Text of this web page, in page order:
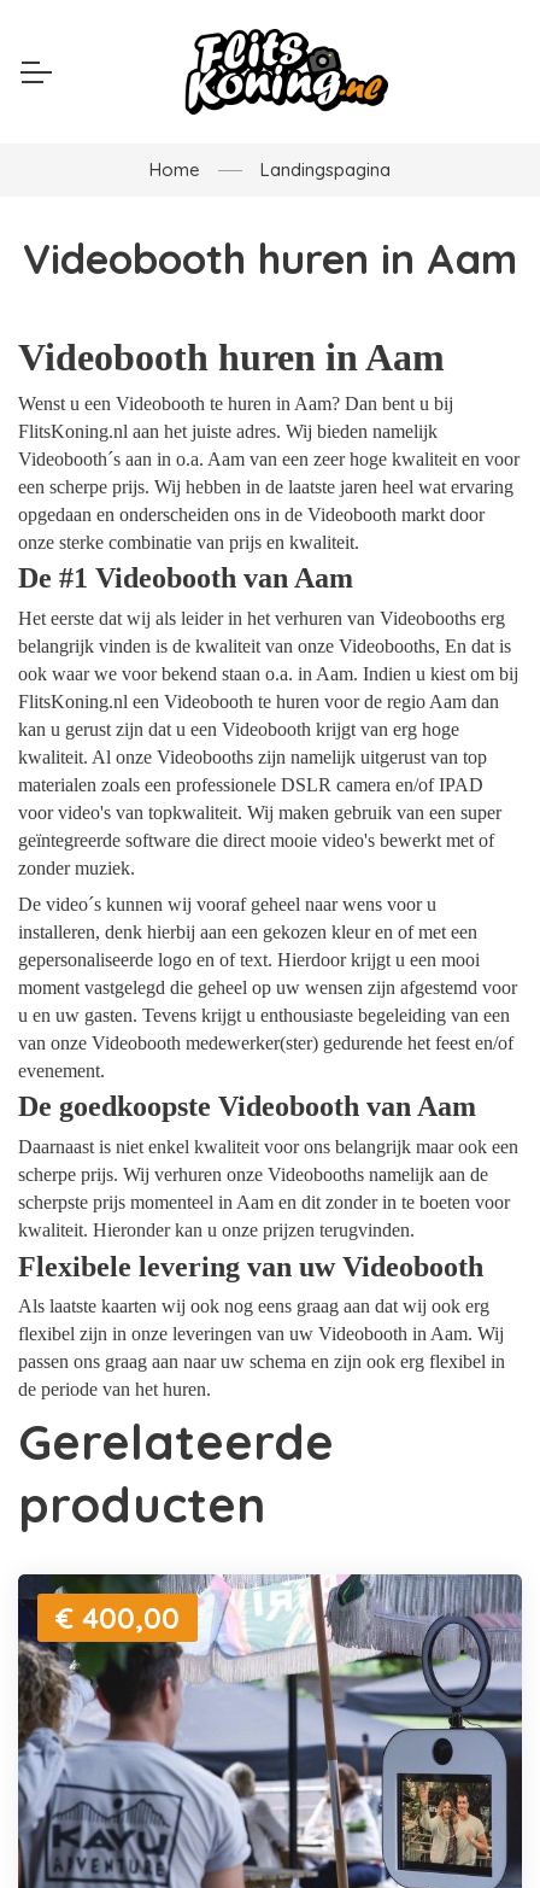
Home Landingspagina
Videobooth huren in Aam
Videobooth huren in Aam
Wenst u een Videobooth te huren in Aam? Dan bent u bij
FlitsKoning.nl aan het juiste adres. Wij bieden namelijk
Videobooth´s aan in o.a. Aam van een zeer hoge kwaliteit en voor
een scherpe prijs. Wij hebben in de laatste jaren heel wat ervaring
opgedaan en onderscheiden ons in de Videobooth markt door
onze sterke combinatie van prijs en kwaliteit.
De #1 Videobooth van Aam
Het eerste dat wij als leider in het verhuren van Videobooths erg
belangrijk vinden is de kwaliteit van onze Videobooths, En dat is
ook waar we voor bekend staan o.a. in Aam. Indien u kiest om bij
FlitsKoning.nl een Videobooth te huren voor de regio Aam dan
kan u gerust zijn dat u een Videobooth krijgt van erg hoge
kwaliteit. Al onze Videobooths zijn namelijk uitgerust van top
materialen zoals een professionele DSLR camera en/of IPAD
voor video's van topkwaliteit. Wij maken gebruik van een super
geïntegreerde software die direct mooie video's bewerkt met of
zonder muziek.
De video´s kunnen wij vooraf geheel naar wens voor u
installeren, denk hierbij aan een gekozen kleur en of met een
gepersonaliseerde logo en of text. Hierdoor krijgt u een mooi
moment vastgelegd die geheel op uw wensen zijn afgestemd voor
u en uw gasten. Tevens krijgt u enthousiaste begeleiding van een
van onze Videobooth medewerker(ster) gedurende het feest en/of
evenement.
De goedkoopste Videobooth van Aam
Daarnaast is niet enkel kwaliteit voor ons belangrijk maar ook een
scherpe prijs. Wij verhuren onze Videobooths namelijk aan de
scherpste prijs momenteel in Aam en dit zonder in te boeten voor
kwaliteit. Hieronder kan u onze prijzen terugvinden.
Flexibele levering van uw Videobooth
Als laatste kaarten wij ook nog eens graag aan dat wij ook erg
flexibel zijn in onze leveringen van uw Videobooth in Aam. Wij
passen ons graag aan naar uw schema en zijn ook erg flexibel in
de periode van het huren.
Gerelateerde
producten
€ 400,00